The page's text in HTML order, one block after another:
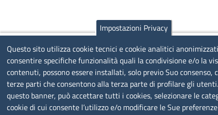
Impostazioni Privacy
Questo sito utilizza cookie tecnici e cookie analitici
consentire specifiche funzionalità quali la condivisione e/o la
contenuti, possono essere installati, solo previo Suo consenso,
terze parti che consentono alla terza parte di profilare gli
questo banner, può accettare tutti i cookies, selezionare le
cookie di cui consente l’utilizzo e/o modificare le Sue